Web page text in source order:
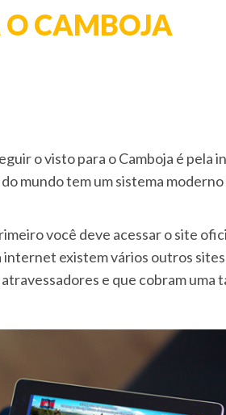
CAMBOJA
o visto para o Camboja é pela
mundo tem um sistema
você deve acessar o site
internet existem vários outros
e que cobram uma